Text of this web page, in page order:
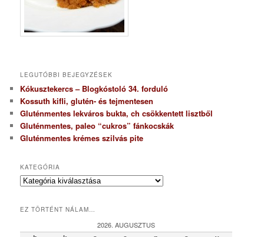
LEGUTÓBBI BEJEGYZÉSEK
Kókusztekercs – Blogkóstoló 34. forduló
Kossuth kifli, glutén- és tejmentesen
Gluténmentes lekváros bukta, ch csökkentett lisztből
Gluténmentes, paleo “cukros” fánkocskák
Gluténmentes krémes szilvás pite
KATEGÓRIA
K
e
EZ TÖRTÉNT NÁLAM…
2026. AUGUSZTUS